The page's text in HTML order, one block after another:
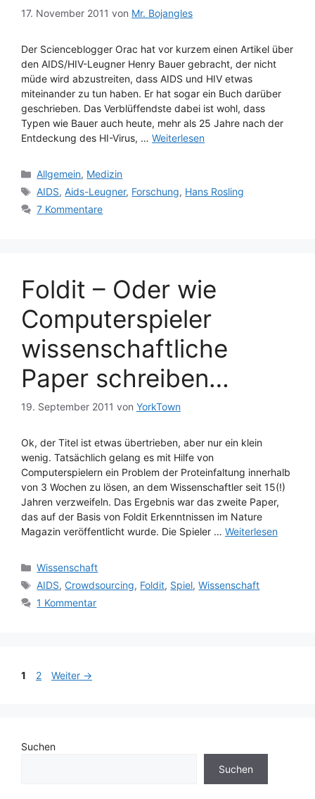
17. November 2011 von Mr. Bojangles
Der Scienceblogger Orac hat vor kurzem einen Artikel über
den AIDS/HIV-Leugner Henry Bauer gebracht, der nicht
müde wird abzustreiten, dass AIDS und HIV etwas
miteinander zu tun haben. Er hat sogar ein Buch darüber
geschrieben. Das Verblüffendste dabei ist wohl, dass
Typen wie Bauer auch heute, mehr als 25 Jahre nach der
Entdeckung des HI-Virus, … Weiterlesen
Kategorien
Allgemein, Medizin
Schlagwörter
AIDS,Aids-Leugner, Forschung, Hans Rosling
7 Kommentare
Foldit – Oder wie
Computerspieler
wissenschaftliche
Paper schreiben…
19. September 2011 von YorkTown
Ok, der Titel ist etwas übertrieben, aber nur ein klein
wenig. Tatsächlich gelang es mit Hilfe von
Computerspielern ein Problem der Proteinfaltung innerhalb
von 3 Wochen zu lösen, an dem Wissenschaftler seit 15(!)
Jahren verzweifeln. Das Ergebnis war das zweite Paper,
das auf der Basis von Foldit Erkenntnissen im Nature
Magazin veröffentlicht wurde. Die Spieler … Weiterlesen
Kategorien
Wissenschaft
Schlagwörter
AIDS,Crowdsourcing, Foldit, Spiel,Wissenschaft
1 Kommentar
Seite
1 Seite
2 Weiter →
Suchen
Suchen